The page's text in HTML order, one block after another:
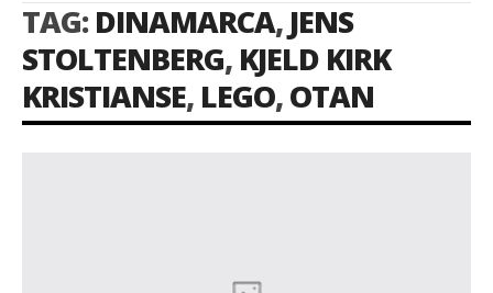
TAG:DINAMARCA, JENS
STOLTENBERG, KJELD KIRK
KRISTIANSE, LEGO,OTAN